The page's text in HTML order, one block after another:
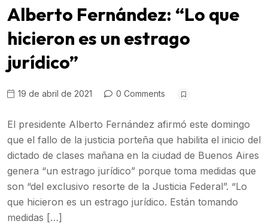
Alberto Fernández: “Lo que
hicieron es un estrago
jurídico”
19 de abril de 2021 0 Comments
El presidente Alberto Fernández afirmó este domingo
que el fallo de la justicia porteña que habilita el inicio del
dictado de clases mañana en la ciudad de Buenos Aires
genera “un estrago jurídico” porque toma medidas que
son “del exclusivo resorte de la Justicia Federal”. “Lo
que hicieron es un estrago jurídico. Están tomando
medidas […]